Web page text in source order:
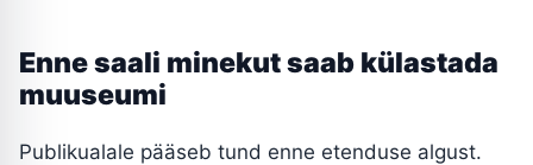
Enne saali minekut saab külastada
muuseumi
Publikualale pääseb tund enne etenduse algust.